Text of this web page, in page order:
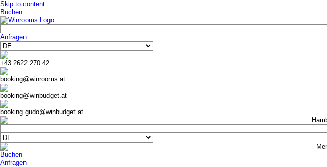
Skip to content
Buchen
Anfragen
+43 2622 270 42
booking@winrooms.at
booking@winbudget.at
booking.gudo@winbudget.at
Buchen
Anfragen